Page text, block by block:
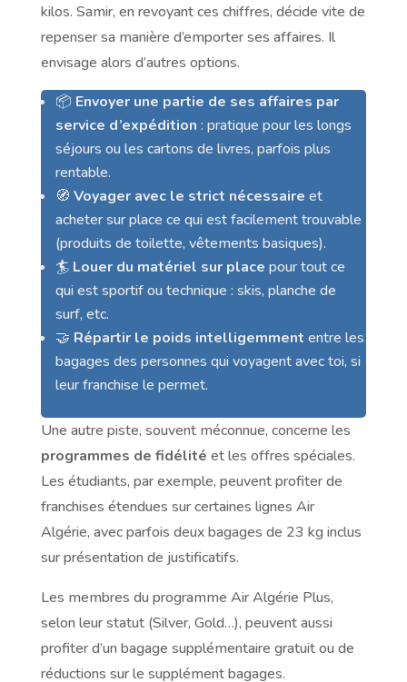
kilos. Samir, en revoyant ces chiffres, décide vite de
repenser sa manière d’emporter ses affaires. Il
envisage alors d’autres options.
📦 Envoyer une partie de ses affaires par
service d’expédition : pratique pour les longs
séjours ou les cartons de livres, parfois plus
rentable.
🧭 Voyager avec le strict nécessaire et
acheter sur place ce qui est facilement trouvable
(produits de toilette, vêtements basiques).
🏄 Louer du matériel sur place pour tout ce
qui est sportif ou technique : skis, planche de
surf, etc.
🤝 Répartir le poids intelligemment entre les
bagages des personnes qui voyagent avec toi, si
leur franchise le permet.
Une autre piste, souvent méconnue, concerne les
programmes de fidélité et les offres spéciales.
Les étudiants, par exemple, peuvent profiter de
franchises étendues sur certaines lignes Air
Algérie, avec parfois deux bagages de 23 kg inclus
sur présentation de justificatifs.
Les membres du programme Air Algérie Plus,
selon leur statut (Silver, Gold…), peuvent aussi
profiter d’un bagage supplémentaire gratuit ou de
réductions sur le supplément bagages.